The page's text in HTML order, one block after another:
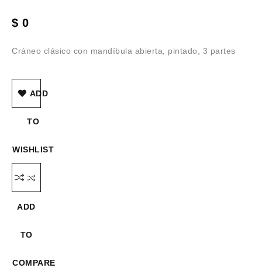
$ 0
Cráneo clásico con mandíbula abierta, pintado, 3 partes
ADD
TO
WISHLIST
ADD
TO
COMPARE